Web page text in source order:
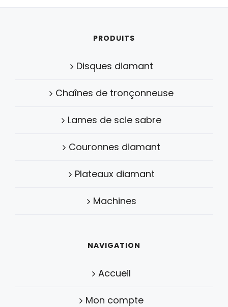
PRODUITS
Disques diamant
Chaînes de tronçonneuse
Lames de scie sabre
Couronnes diamant
Plateaux diamant
Machines
NAVIGATION
Accueil
Mon compte